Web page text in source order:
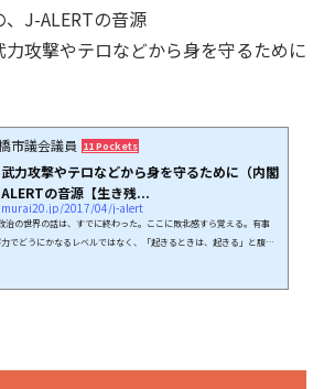
、J-ALERTの音源
力攻撃やテロなどから身を守るために
市議会議員 11 Pockets
武力攻撃やテロなどから身を守るために（内閣
の音源【生き残...
2017/04/j-alert
治の世界の話は、すでに終わった。ここに敗北感すら覚える。有事
でどうにかなるレベルではなく、「起きるときは、起きる」と腹を